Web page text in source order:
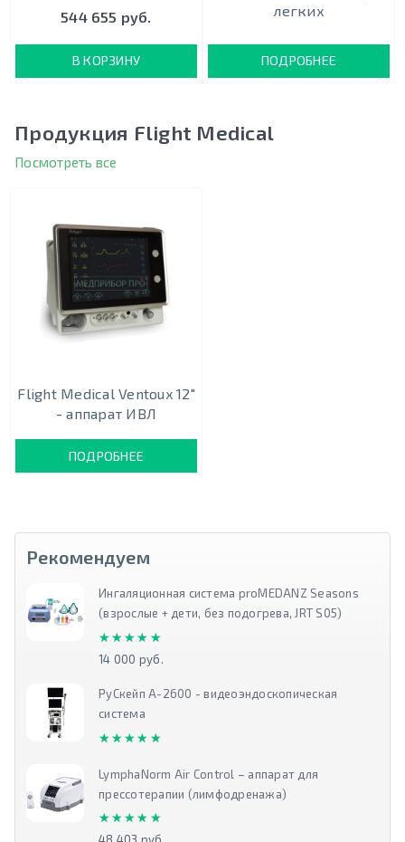
544 655 руб.
В КОРЗИНУ
легких
ПОДРОБНЕЕ
Продукция Flight Medical
Посмотреть все
Flight Medical Ventoux 12"
- аппарат ИВЛ
ПОДРОБНЕЕ
Рекомендуем
Ингаляционная система proMEDANZ Seasons
(взрослые + дети, без подогрева, JRT S05)
★★★★★
★★★★★
14 000 руб.
РуСкейп А-2600 - видеоэндоскопическая
система
★★★★★
★★★★★
LymphaNorm Air Control – аппарат для
прессотерапии (лимфодренажа)
★★★★★
★★★★★